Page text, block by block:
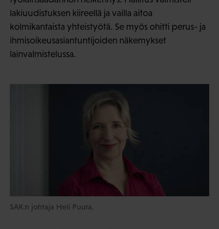
lakiuudistuksen kiireellä ja vailla aitoa
kolmikantaista yhteistyötä. Se myös ohitti perus- ja
ihmisoikeusasiantuntijoiden näkemykset
lainvalmistelussa.
SAK:n johtaja Heli Puura.